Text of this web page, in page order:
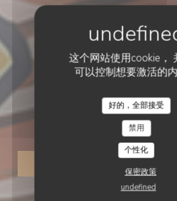
这个网站使用cookie，
可以控制想要激活的内
好的，全部接受
禁用
个性化
保密政策
undefined
传统餐厅•
O'CHAROLAIS